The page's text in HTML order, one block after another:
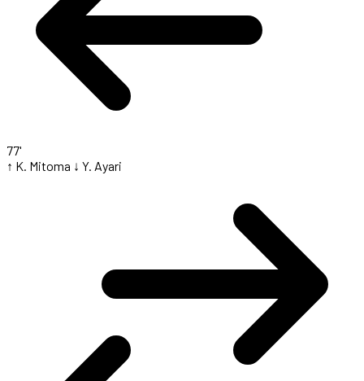
77'
↑ K. Mitoma ↓ Y. Ayari